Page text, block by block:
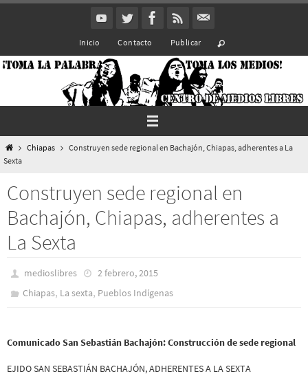
Inicio Contacto Publicar
InicioChiapas
Construyen sede regional en Bachajón, Chiapas, adherentes a La
Sexta
Construyen sede regional en
Bachajón, Chiapas, adherentes a
La Sexta
medioslibres
2 febrero, 2015
Chiapas, La sexta, Pueblos Indí­genas
Comunicado San Sebastián Bachajón: Construcción de sede regional
EJIDO SAN SEBASTIÁN BACHAJÓN, ADHERENTES A LA SEXTA